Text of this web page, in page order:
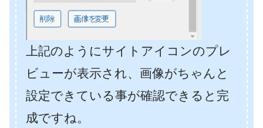
上記のようにサイトアイコンのプレ
ビューが表示され、画像がちゃんと
設定できている事が確認できると完
成ですね。